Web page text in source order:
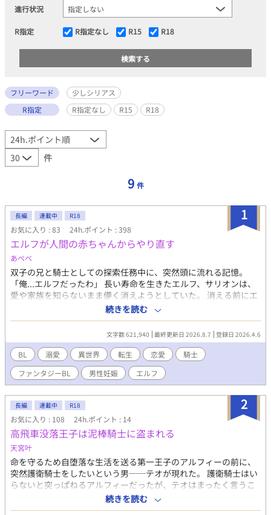
進行状況
R指定 R指定なし R15 R18
フリーワード
少しシリアス
R指定
R指定なし R15 R18
件
9 件
1
長編 連載中 R18
お気に入り : 83 24h.ポイント : 398
エルフが人間の赤ちゃんからやり直す
あぺぺ
双子の兄と騎士としての探索任務中に、突然頭に流れる記憶。
「俺...エルフだったわ」 長い寿命を生きたエルフ、サリオンは、
愛や家族を知らないまま儚く消えようとしていた。 消える前にエ
ルフとしての記憶や能力を封じ込め、人間リオとして生きる決意
をする。 それから成長し、20歳になったリオは、双子として育っ
たヴァルタールと騎士として勤めていた。 ある時、子供の行方不
明事件が起きる。手がかりを追っていく内に、妖精の痕跡に気づ
くリオ。 妖精をきっかけに記憶が蘇り初め、そこから様々な人や
人でない者たちに出会っていく 少しシリアス気味です。妖精も、
明るくカワイイものは全く出てきません。本当は怖い系のものば
かりです。全体として暗くなりやすそうな感じを何とか主人公の
明るさで乗り切ろうとしています。初めての執筆にも関わらず長
編になっています。 ヴァルタールとくっつくのは早いです 誤字や
言葉足らずがあり、細かな修正が公開後もあったりします ＊話自
体はもう折り返してはいるのですが、初めの頃の投稿(特に第一
章、第2章)はまだ執筆に慣れていなくて、表現も文章も粗が多く
て(今も粗は多いんですけど)少しずつ直しています。読み返す度に
身悶えるくらい、稚拙で、ここまで読んでくださった皆さんに、
本当に頭が上がりません。 もう少しかかりますが、ラストに向け
て頑張ります。
続きを読む
文字数 621,940 最終更新日 2026.8.7 登録日 2026.4.6
BL 溺愛 異世界 転生 恋愛
騎士
ファンタジーBL
男性妊娠 エルフ
2
長編 連載中 R18
お気に入り : 108 24h.ポイント : 14
高飛車没落王子は泥棒騎士に盗まれる
天宮叶
命を守るため自堕落な生活を送る第一王子のアルフィーの前に、
突然護衛騎士をしたいという男──テオが現れた。 護衛騎士はい
らないと突っぱねるアルフィーだったが、テオはまったく言うこ
とを聞かない。 結局護衛騎士になることを認めざるおえなかった
アルフィーは、彼の行動の気持ち悪さに辟易していた。 そんなと
続きを読む